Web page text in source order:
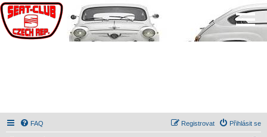
FAQ Přihlásit se
Registrovat